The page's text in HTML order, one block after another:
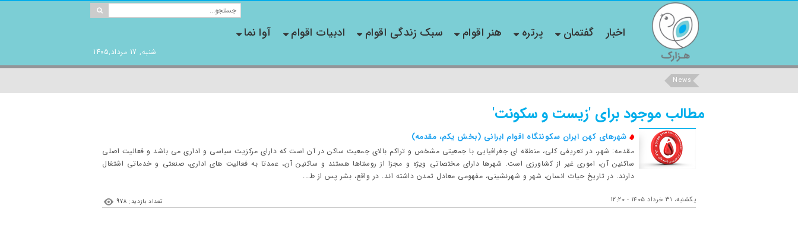
شنبه, 17 مرداد,1405
اخبار گفتمان پرتره هنر اقوام سبک زندگی اقوام ادبیات اقوام آوا نما
News
مطالب موجود برای 'زیست و سکونت'
شهرهای کهن ایران سکونتگاه اقوام ایرانی (بخش یکم، مقدمه)
مقدمه: شهر، در تعریفی کلی، منطقه ای جغرافیایی با جمعیتی مشخص و تراکم بالای جمعیت ساکن در آن است که دارای مرکزیت سیاسی و اداری می باشد و فعالیت اصلی
ساکنین آن، اموری غیر از کشاورزی است. شهرها دارای مختصاتی ویژه و مجزا از روستاها هستند و ساکنین آن، عمدتا به فعالیت های اداری، صنعتی و خدماتی اشتغال
دارند. در تاریخ حیات انسان، شهر و شهرنشینی، مفهومی معادل تمدن داشته اند. در واقع، بشر پس از ط...
یکشنبه، ۳۱ خرداد ۱۴۰۵ - ۱۲:۲۰ تعداد بازدید: 978